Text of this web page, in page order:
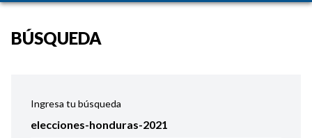
BÚSQUEDA
Ingresa tu búsqueda